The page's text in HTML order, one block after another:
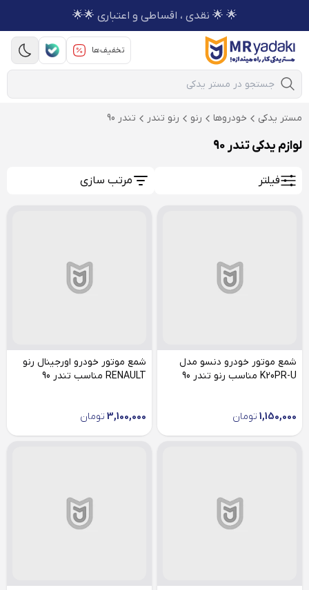
🌟 🌟 نقدی ، اقساطی و اعتباری 🌟🌟
تخفیف‌ها
Mobile Search
مستر یدکی خودروها رنو رنو تندر تندر 90
لوازم یدکی تندر 90
فیلتر مرتب سازی
شمع موتور خودرو دنسو مدل
K20PR-U مناسب رنو تندر 90
1,150,000 تومان
شمع موتور خودرو اورجینال رنو
RENAULT مناسب تندر 90
3,100,000 تومان